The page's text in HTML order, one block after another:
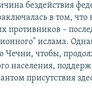
бездействия
в том, что
противников –
ислама.
Чечни, чтобы,
населения,
присутствия